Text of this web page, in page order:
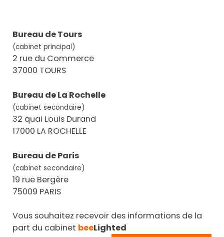
Bureau de Tours
(cabinet principal)
2 rue du Commerce
37000 TOURS
Bureau de La Rochelle
(cabinet secondaire)
32 quai Louis Durand
17000 LA ROCHELLE
Bureau de Paris
(cabinet secondaire)
19 rue Bergère
75009 PARIS
Vous souhaitez recevoir des informations de la
part du cabinet beeLighted